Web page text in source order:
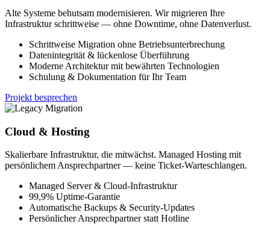
Alte Systeme behutsam modernisieren. Wir migrieren Ihre
Infrastruktur schrittweise — ohne Downtime, ohne Datenverlust.
Schrittweise Migration ohne Betriebsunterbrechung
Datenintegrität & lückenlose Überführung
Moderne Architektur mit bewährten Technologien
Schulung & Dokumentation für Ihr Team
Projekt besprechen
Cloud & Hosting
Skalierbare Infrastruktur, die mitwächst. Managed Hosting mit
persönlichem Ansprechpartner — keine Ticket-Warteschlangen.
Managed Server & Cloud-Infrastruktur
99,9% Uptime-Garantie
Automatische Backups & Security-Updates
Persönlicher Ansprechpartner statt Hotline